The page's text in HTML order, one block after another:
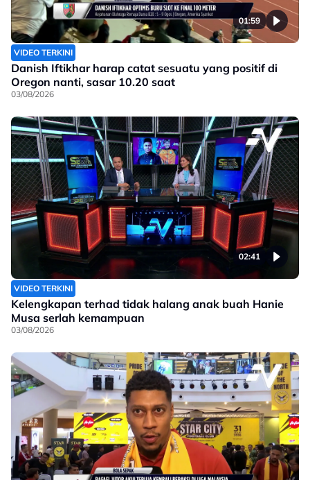
01:59
VIDEO TERKINI
Danish Iftikhar harap catat sesuatu yang positif di
Oregon nanti, sasar 10.20 saat
03/08/2026
02:41
VIDEO TERKINI
Kelengkapan terhad tidak halang anak buah Hanie
Musa serlah kemampuan
03/08/2026